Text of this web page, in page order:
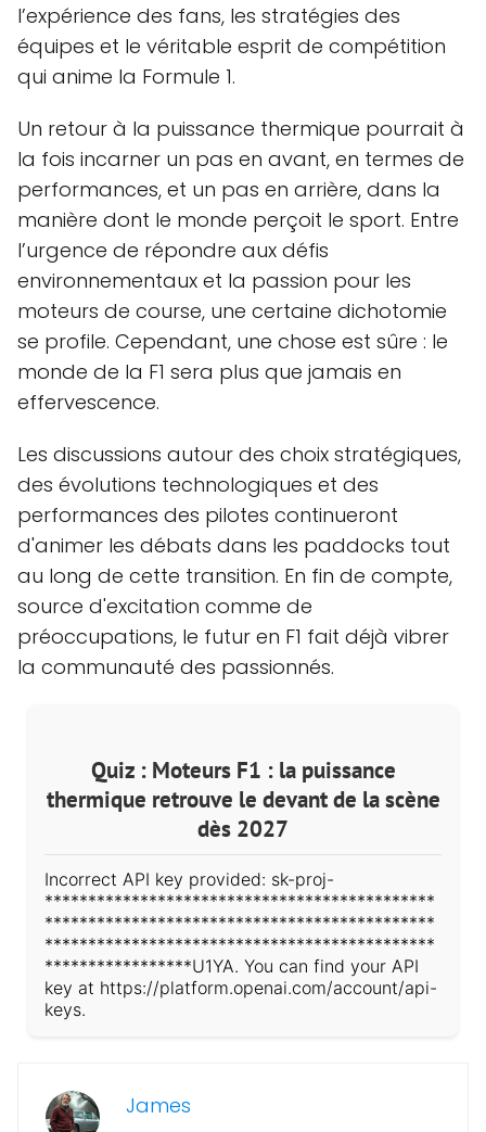
l’expérience des fans, les stratégies des
équipes et le véritable esprit de compétition
qui anime la Formule 1.
Un retour à la puissance thermique pourrait à
la fois incarner un pas en avant, en termes de
performances, et un pas en arrière, dans la
manière dont le monde perçoit le sport. Entre
l’urgence de répondre aux défis
environnementaux et la passion pour les
moteurs de course, une certaine dichotomie
se profile. Cependant, une chose est sûre : le
monde de la F1 sera plus que jamais en
effervescence.
Les discussions autour des choix stratégiques,
des évolutions technologiques et des
performances des pilotes continueront
d'animer les débats dans les paddocks tout
au long de cette transition. En fin de compte,
source d'excitation comme de
préoccupations, le futur en F1 fait déjà vibrer
la communauté des passionnés.
Quiz : Moteurs F1 : la puissance
thermique retrouve le devant de la scène
dès 2027
Incorrect API key provided: sk-proj-
*********************************************
*********************************************
*********************************************
*****************U1YA. You can find your API
key at https://platform.openai.com/account/api-
keys.
James